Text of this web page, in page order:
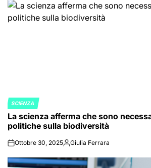
POSTED
IN
SCIENZA
La scienza afferma che sono
politiche sulla biodiversità
onOttobre 30, 2025Posted
Giulia Ferrara